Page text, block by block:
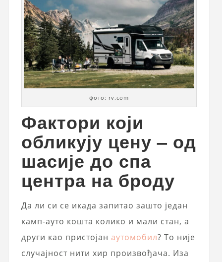
фото: rv.com
Фактори који
обликују цену – од
шасије до спа
центра на броду
Да ли си се икада запитао зашто један
камп-ауто кошта колико и мали стан, а
други као пристојан аутомобил? То није
случајност нити хир произвођача. Иза